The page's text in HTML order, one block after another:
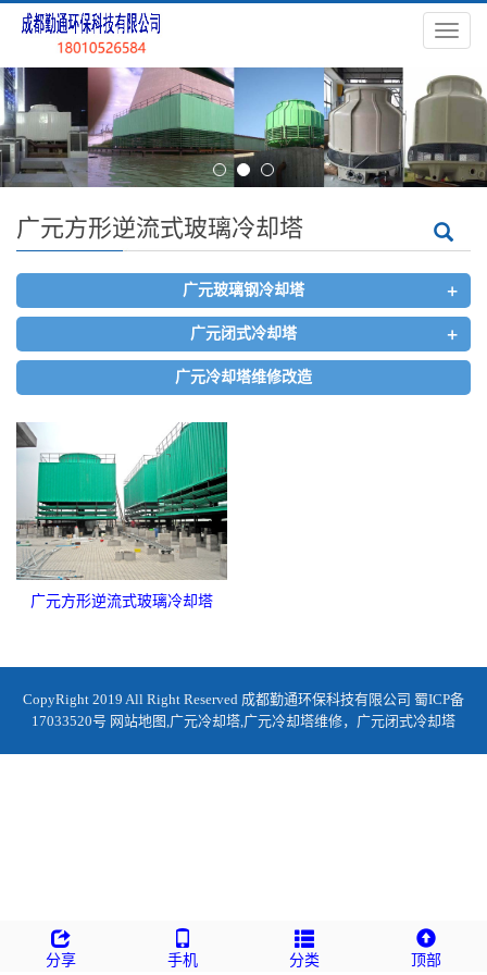
导
航
菜
单
广元方形逆流式玻璃冷却塔
广元玻璃钢冷却塔 +
广元闭式冷却塔 +
广元冷却塔维修改造
广元方形逆流式玻璃冷却塔
分享 手机 分类 顶部
CopyRight 2019 All Right Reserved 成都勤通环保科技有限公司 蜀ICP备
17033520号 网站地图,广元冷却塔,广元冷却塔维修， 广元闭式冷却塔